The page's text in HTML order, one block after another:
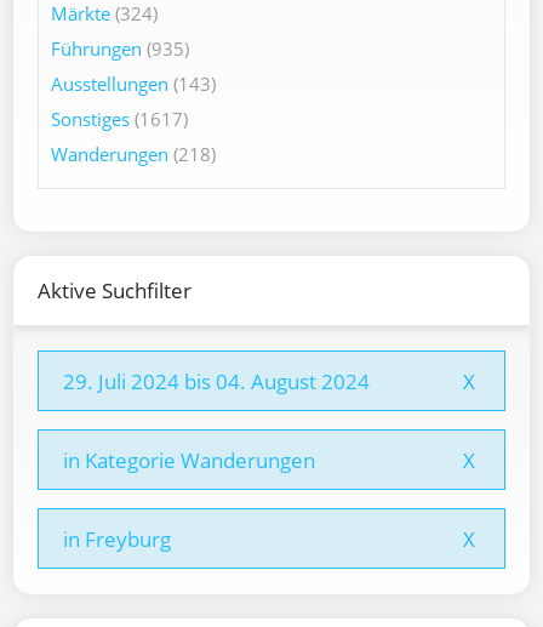
Märkte (324)
Führungen (935)
Ausstellungen (143)
Sonstiges (1617)
Wanderungen (218)
Aktive Suchfilter
29. Juli 2024 bis 04. August 2024 X
in Kategorie Wanderungen X
in Freyburg X